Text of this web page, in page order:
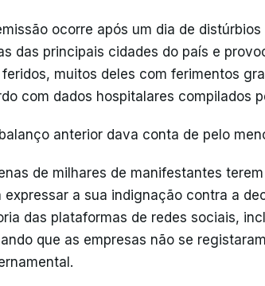
ocorre após um dia de
das principais cidades do país e
muitos deles com ferimentos
com dados hospitalares compilados
anterior dava conta de pelo
de milhares de manifestantes
expressar a sua indignação contra a
das plataformas de redes sociais,
que as empresas não se